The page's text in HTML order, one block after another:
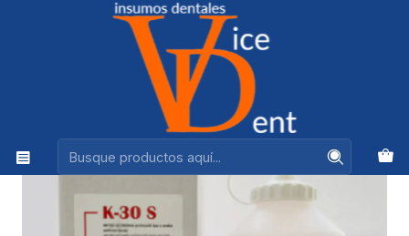
Ventas +56944575313
LABORATORIO ACRILICO K-30 S